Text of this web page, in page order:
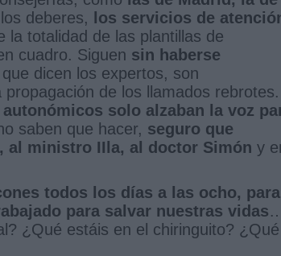
deberes, los servicios de
la totalidad de las plantillas de
cuadro. Siguen sin haberse
dicen los expertos, son
de los llamados rebrotes.
solo alzaban la voz
saben que hacer, seguro que
al ministro IIla, al doctor Simón y
todos los días a las ocho, para
para salvar nuestras vidas
¿Qué estáis en el chiringuito?